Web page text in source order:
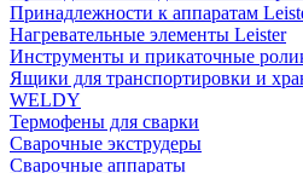
Принадлежности к аппаратам
Нагревательные элементы Leister
Инструменты и прикаточные
Ящики для транспортировки и
WELDY
Термофены для сварки
Сварочные экструдеры
Сварочные аппараты